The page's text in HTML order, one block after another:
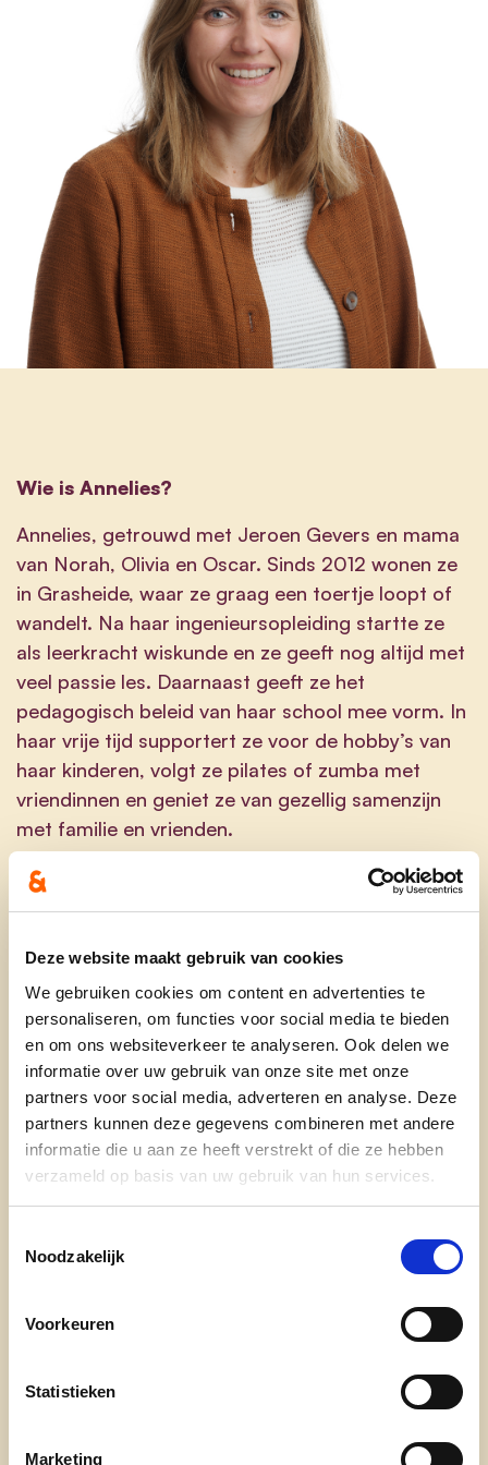
Deze website maakt gebruik van cookies
We gebruiken cookies om content en advertenties te
personaliseren, om functies voor social media te bieden
en om ons websiteverkeer te analyseren. Ook delen we
informatie over uw gebruik van onze site met onze
partners voor social media, adverteren en analyse. Deze
partners kunnen deze gegevens combineren met andere
informatie die u aan ze heeft verstrekt of die ze hebben
verzameld op basis van uw gebruik van hun services.
Noodzakelijk
Voorkeuren
Statistieken
Marketing
Wie is Annelies?
Annelies, getrouwd met Jeroen Gevers en mama
van Norah, Olivia en Oscar. Sinds 2012 wonen ze
in Grasheide, waar ze graag een toertje loopt of
wandelt. Na haar ingenieursopleiding startte ze
als leerkracht wiskunde en ze geeft nog altijd met
veel passie les. Daarnaast geeft ze het
pedagogisch beleid van haar school mee vorm. In
haar vrije tijd supportert ze voor de hobby’s van
haar kinderen, volgt ze pilates of zumba met
vriendinnen en geniet ze van gezellig samenzijn
met familie en vrienden.
Annelies is een enthousiaste dame die
verbondenheid en vertrouwen hoog in haar
vaandel draagt.
Voor Annelies is een ander beleid?
Levendige dorpskernen met meer ruimte
voor een gezellig dorpskarakter
Betere wandel- en fietspaden en aandacht
voor de verkeersveiligheid rondom de
scholen
Bouwen aan een sterkere vertrouwensband
Meer aandacht voor lokale producten en